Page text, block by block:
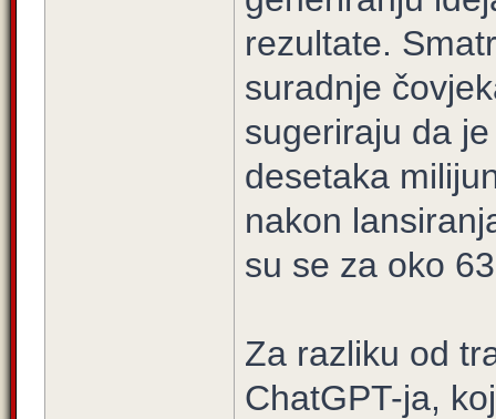
rezultate.
suradnje
sugeriraju da
desetaka
nakon
su se za oko
Za razliku od
ChatGPT-ja,